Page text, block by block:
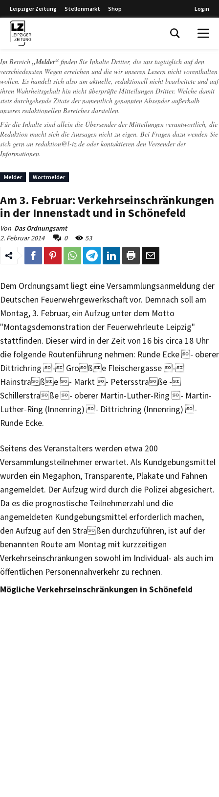
Leipziger Zeitung Stellenmarkt Shop Login
Im Bereich „Melder“ finden Sie Inhalte Dritter, die uns tagtäglich auf den
verschiedensten Wegen erreichen und die wir unseren Lesern nicht vorenthalten
wollen. Es handelt sich also um aktuelle, redaktionell nicht bearbeitete und auf
ihren Wahrheitsgehalt hin nicht überprüfte Mitteilungen Dritter. Welche damit
stets durchgehende Zitate der namentlich genannten Absender außerhalb
unseres redaktionellen Bereiches darstellen.
Für die Inhalte sind allein die Übersender der Mitteilungen verantwortlich, die
Redaktion macht sich die Aussagen nicht zu eigen. Bei Fragen dazu wenden Sie
sich gern an redaktion@l-iz.de oder kontaktieren den Versender der
Informationen.
Melder Wortmelder
Am 3. Februar: Verkehrseinschränkungen
in der Innenstadt und in Schönefeld
Von Das Ordnungsamt
2. Februar 2014
0 53
Dem Ordnungsamt liegt eine Versammlungsanmeldung der
Deutschen Feuerwehrgewerkschaft vor. Demnach soll am
Montag, 3. Februar, ein Aufzug unter dem Motto
"Montagsdemonstration der Feuerwehrleute Leipzig"
stattfinden. Dieser wird in der Zeit von 16 bis circa 18 Uhr
die folgende Routenführung nehmen: Runde Ecke - oberer
Dittrichring - Große Fleischergasse -
Hainstraße - Markt - Petersstraße -
Schillerstraße - oberer Martin-Luther-Ring - Martin-
Luther-Ring (Innenring) - Dittrichring (Innenring) -
Runde Ecke.
Seitens des Veranstalters werden etwa 200
Versammlungsteilnehmer erwartet. Als Kundgebungsmittel
wurden ein Megaphon, Transparente, Plakate und Fahnen
angemeldet. Der Aufzug wird durch die Polizei abgesichert.
Da es die prognostische Teilnehmerzahl und die
angemeldeten Kundgebungsmittel erforderlich machen,
den Aufzug auf den Straßen durchzuführen, ist auf der
benannten Route am Montag mit kurzzeitigen
Verkehrseinschränkungen sowohl im Individual- als auch im
öffentlichen Personennahverkehr zu rechnen.
Mögliche Verkehrseinschränkungen in Schönefeld